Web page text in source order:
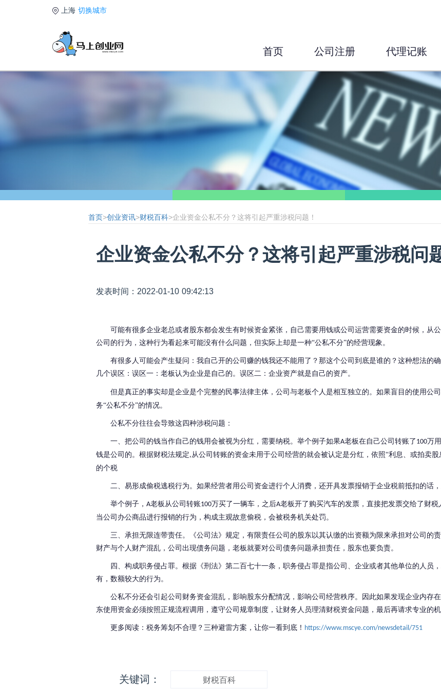
上海 切换城市
首页 公司注册 代理记账
首页>创业资讯>财税百科>企业资金公私不分？这将引起严重涉税问题！
企业资金公私不分？这将引起严重涉税问
发表时间：2022-01-10 09:42:13
可能有很多企业老总或者股东都会发生有时候资金紧张，自己需要用钱或公司运营需要资金的时候，从
公司的行为，这种行为看起来可能没有什么问题，但实际上却是一种“公私不分”的经营现象。
有很多人可能会产生疑问：我自己开的公司赚的钱我还不能用了？那这个公司到底是谁的？这种想法的
几个误区： 误区一：老板认为企业是自己的。误区二：企业资产就是自己的资产。
但是真正的事实却是企业是个完整的民事法律主体 ， 公司与老板个人是相互独立的。 如果盲目的使用公
务“公私不分”的情况。
公私不分往往会导致这四种涉税问题：
一、把公司的钱当作自己的钱用会被视为分红，需要纳税。举个例子如果A老板在自己公司转账了 100万
钱是公司的。 根据财税法规定,从公司转账的资金未用于公司经营的就会被认定是分红，依照“利息、或拍卖股
的个税
二、易形成偷税逃税行为。如果经营者用公司资金进行个人消费，还开具发票报销于企业税前抵扣的话，
举个例子， A老板从公司转账100万买了一辆车，之后A老板开了购买汽车的发票，直接把发票交给了财
当公司办公商品进行报销的行为，构成主观故意偷税，会被税务机关处罚。
三、承担无限连带责任。《公司法》规定，有限责任公司的股东以其认缴的出资额为限来承担对公司的
财产与个人财产混乱，公司出现债务问题，老板就要对公司债务问题承担责任，股东也要负责。
四、构成职务侵占罪。根据《刑法》第二百七十一条，职务侵占罪是指公司、企业或者其他单位的人员
有，数额较大的行为。
公私不分还会引起公司财务资金混乱，影响股东分配情况，影响公司经营秩序。因此如果发现企业内存
东使用资金必须按照正规流程调用，遵守公司规章制度，让财务人员理清财税资金问题，最后再请求专业的机
更多阅读：税务筹划不合理？三种避雷方案，让你一看到底！ https://www.mscye.com/newsdetail/751
关键词： 财税百科